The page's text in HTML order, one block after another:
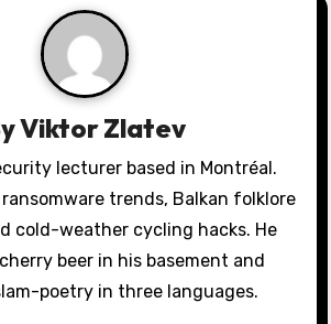
Viktor Zlatev
lecturer based in Montréal.
trends, Balkan folklore
cold-weather cycling hacks. He
beer in his basement and
poetry in three languages.